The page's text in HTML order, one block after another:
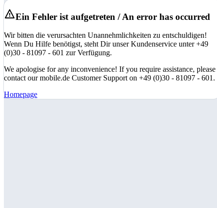
Ein Fehler ist aufgetreten / An error has occurred
Wir bitten die verursachten Unannehmlichkeiten zu entschuldigen!
Wenn Du Hilfe benötigst, steht Dir unser Kundenservice unter +49
(0)30 - 81097 - 601 zur Verfügung.
We apologise for any inconvenience! If you require assistance, please
contact our mobile.de Customer Support on +49 (0)30 - 81097 - 601.
Homepage